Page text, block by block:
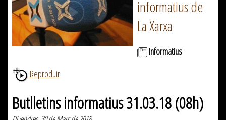
informatius de
La Xarxa
Informatius
Reproduir
Butlletins informatius 31.03.18 (08h)